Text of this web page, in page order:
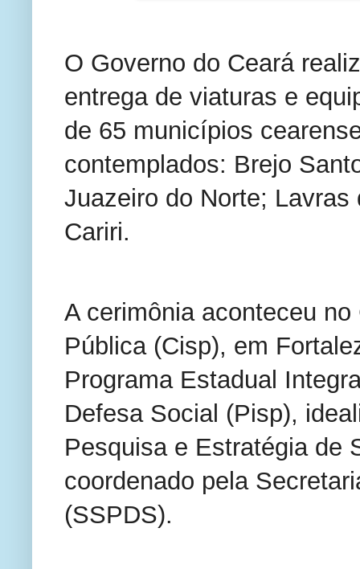
O Governo do Ceará
entrega de viaturas e
de 65 municípios
contemplados: Brejo
Juazeiro do Norte;
Cariri.
A cerimônia aconteceu
Pública (Cisp), em
Programa Estadual
Defesa Social (Pisp),
Pesquisa e Estratégia de
coordenado pela
(SSPDS).